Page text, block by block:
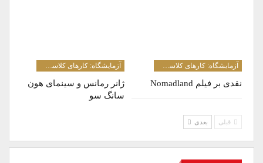
آزمایشگاه: کارهای کلاسی دانشجویان کارشناسی ارشد و دکترا
نقدی بر فیلم‌ Nomadland
آزمایشگاه: کارهای کلاسی دانشجویان کارشناسی ارشد و دکترا
ژانر رمانس و سینمای هون
سانگ سو
قبلی بعدی